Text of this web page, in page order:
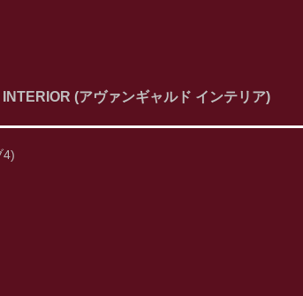
(アヴァンギャルド インテリア)
4)